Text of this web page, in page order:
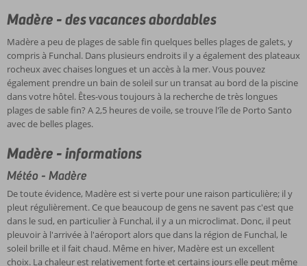
Madère - des vacances abordables
Madère a peu de plages de sable fin quelques belles plages de galets, y
compris à Funchal. Dans plusieurs endroits il y a également des plateaux
rocheux avec chaises longues et un accès à la mer. Vous pouvez
également prendre un bain de soleil sur un transat au bord de la piscine
dans votre hôtel. Êtes-vous toujours à la recherche de très longues
plages de sable fin? A 2,5 heures de voile, se trouve l'île de Porto Santo
avec de belles plages.
Madère - informations
Météo - Madère
De toute évidence, Madère est si verte pour une raison particulière; il y
pleut régulièrement. Ce que beaucoup de gens ne savent pas c'est que
dans le sud, en particulier à Funchal, il y a un microclimat. Donc, il peut
pleuvoir à l'arrivée à l'aéroport alors que dans la région de Funchal, le
soleil brille et il fait chaud. Même en hiver, Madère est un excellent
choix. La chaleur est relativement forte et certains jours elle peut même